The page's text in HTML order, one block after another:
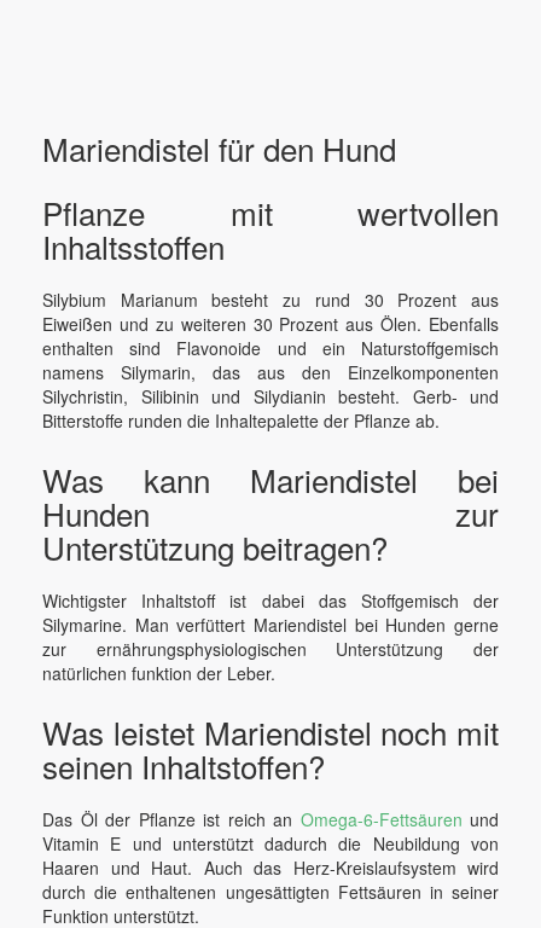
Mariendistel für den Hund
Pflanze mit wertvollen
Inhaltsstoffen
Silybium Marianum besteht zu rund 30 Prozent aus
Eiweißen und zu weiteren 30 Prozent aus Ölen. Ebenfalls
enthalten sind Flavonoide und ein Naturstoffgemisch
namens Silymarin, das aus den Einzelkomponenten
Silychristin, Silibinin und Silydianin besteht. Gerb- und
Bitterstoffe runden die Inhaltepalette der Pflanze ab.
Was kann Mariendistel bei
Hunden zur
Unterstützung beitragen?
Wichtigster Inhaltstoff ist dabei das Stoffgemisch der
Silymarine. Man verfüttert Mariendistel bei Hunden gerne
zur ernährungsphysiologischen Unterstützung der
natürlichen funktion der Leber.
Was leistet Mariendistel noch mit
seinen Inhaltstoffen?
Das Öl der Pflanze ist reich an Omega-6-Fettsäuren und
Vitamin E und unterstützt dadurch die Neubildung von
Haaren und Haut. Auch das Herz-Kreislaufsystem wird
durch die enthaltenen ungesättigten Fettsäuren in seiner
Funktion unterstützt.